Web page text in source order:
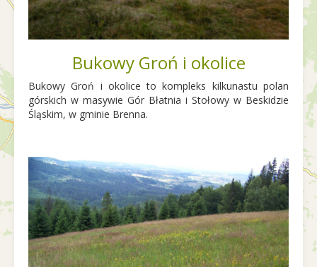
Bukowy Groń i okolice
Bukowy Groń i okolice to kompleks kilkunastu polan
górskich w masywie Gór Błatnia i Stołowy w Beskidzie
Śląskim, w gminie Brenna.